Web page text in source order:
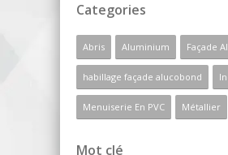
Categories
Abris Aluminium Façade
habillage façade alucobond
Menuiserie En PVC Métallier
Mot clé